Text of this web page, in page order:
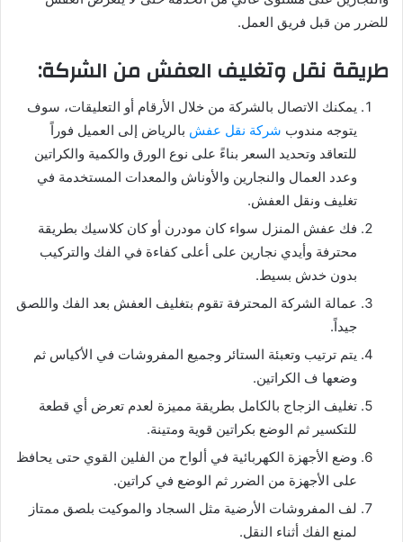
للضرر من قبل فريق العمل.
طريقة نقل وتغليف العفش من الشركة:
يمكنك الاتصال بالشركة من خلال الأرقام أو التعليقات، سوف
يتوجه مندوب شركة نقل عفش بالرياض إلى العميل فوراً
للتعاقد وتحديد السعر بناءً على نوع الورق والكمية والكراتين
وعدد العمال والنجارين والأوناش والمعدات المستخدمة في
تغليف ونقل العفش.
فك عفش المنزل سواء كان مودرن أو كان كلاسيك بطريقة
محترفة وأيدي نجارين على أعلى كفاءة في الفك والتركيب
بدون خدش بسيط.
عمالة الشركة المحترفة تقوم بتغليف العفش بعد الفك واللصق
جيداً.
يتم ترتيب وتعبئة الستائر وجميع المفروشات في الأكياس ثم
وضعها ف الكراتين.
تغليف الزجاج بالكامل بطريقة مميزة لعدم تعرض أي قطعة
للتكسير ثم الوضع بكراتين قوية ومتينة.
وضع الأجهزة الكهربائية في ألواح من الفلين القوي حتى يحافظ
على الأجهزة من الضرر ثم الوضع في كراتين.
لف المفروشات الأرضية مثل السجاد والموكيت بلصق ممتاز
لمنع الفك أثناء النقل.